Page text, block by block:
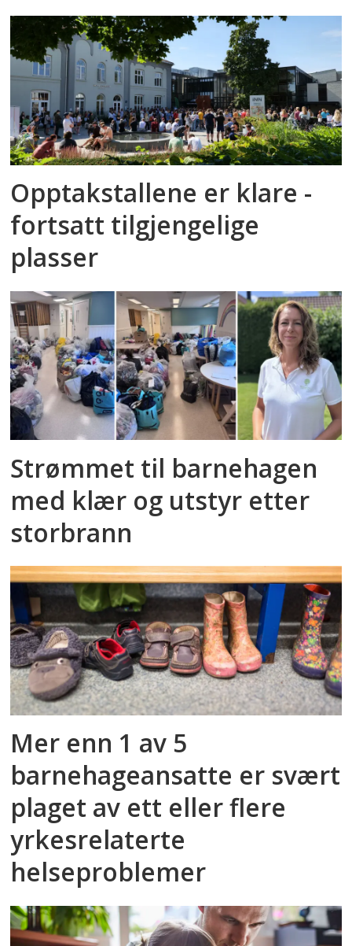
Opptakstallene er klare -
fortsatt tilgjengelige
plasser
Strømmet til barnehagen
med klær og utstyr etter
storbrann
Mer enn 1 av 5
barnehageansatte er svært
plaget av ett eller flere
yrkesrelaterte
helseproblemer